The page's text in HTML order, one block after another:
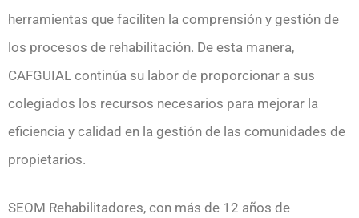
herramientas que faciliten la comprensión y gestión de
los procesos de rehabilitación. De esta manera,
CAFGUIAL continúa su labor de proporcionar a sus
colegiados los recursos necesarios para mejorar la
eficiencia y calidad en la gestión de las comunidades de
propietarios.
SEOM Rehabilitadores, con más de 12 años de